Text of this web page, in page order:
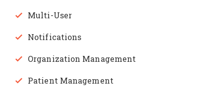
Multi-User
Notifications
Organization Management
Patient Management